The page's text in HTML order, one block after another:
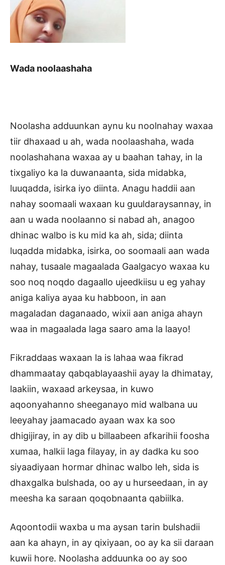
Wada noolaashaha
Noolasha adduunkan aynu ku noolnahay waxaa
tiir dhaxaad u ah, wada noolaashaha, wada
noolashahana waxaa ay u baahan tahay, in la
tixgaliyo ka la duwanaanta, sida midabka,
luuqadda, isirka iyo diinta. Anagu haddii aan
nahay soomaali waxaan ku guuldaraysannay, in
aan u wada noolaanno si nabad ah, anagoo
dhinac walbo is ku mid ka ah, sida; diinta
luqadda midabka, isirka, oo soomaali aan wada
nahay, tusaale magaalada Gaalgacyo waxaa ku
soo noq noqdo dagaallo ujeedkiisu u eg yahay
aniga kaliya ayaa ku habboon, in aan
magaladan daganaado, wixii aan aniga ahayn
waa in magaalada laga saaro ama la laayo!
Fikraddaas waxaan la is lahaa waa fikrad
dhammaatay qabqablayaashii ayay la dhimatay,
laakiin, waxaad arkeysaa, in kuwo
aqoonyahanno sheeganayo mid walbana uu
leeyahay jaamacado ayaan wax ka soo
dhigijiray, in ay dib u billaabeen afkarihii foosha
xumaa, halkii laga filayay, in ay dadka ku soo
siyaadiyaan hormar dhinac walbo leh, sida is
dhaxgalka bulshada, oo ay u hurseedaan, in ay
meesha ka saraan qoqobnaanta qabiilka.
Aqoontodii waxba u ma aysan tarin bulshadii
aan ka ahayn, in ay qixiyaan, oo ay ka sii daraan
kuwii hore. Noolasha adduunka oo ay soo